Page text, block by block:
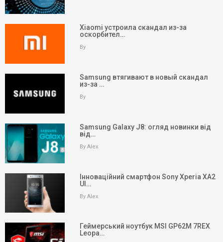
Xiaomi устроила скандал из-за
оскорбител…
By
Samsung втягивают в новый скандал
из-за …
By
Samsung Galaxy J8: огляд новинки від
від…
By Alex
Інноваційний смартфон Sony Xperia XA2
Ul…
By Alex
Геймерський ноутбук MSI GP62M 7REX
Leopa…